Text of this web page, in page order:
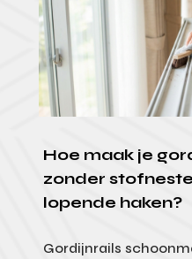
Hoe maak je
zonder
lopende haken?
Gordijnrails